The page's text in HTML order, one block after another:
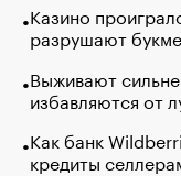
Казино
разрушают
Выживают
избавляются от
Как банк
кредиты